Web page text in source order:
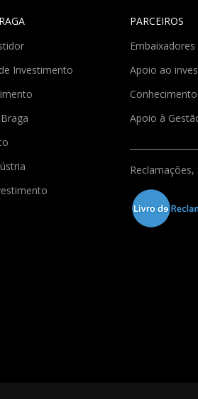
Investimento
PARCEIROS
Apoio ao
Apoio à